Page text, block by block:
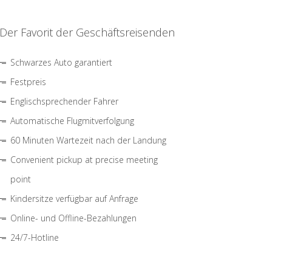
Der Favorit der Geschäftsreisenden
Schwarzes Auto garantiert
Festpreis
Englischsprechender Fahrer
Automatische Flugmitverfolgung
60 Minuten Wartezeit nach der Landung
Convenient pickup at precise meeting
point
Kindersitze verfügbar auf Anfrage
Online- und Offline-Bezahlungen
24/7-Hotline